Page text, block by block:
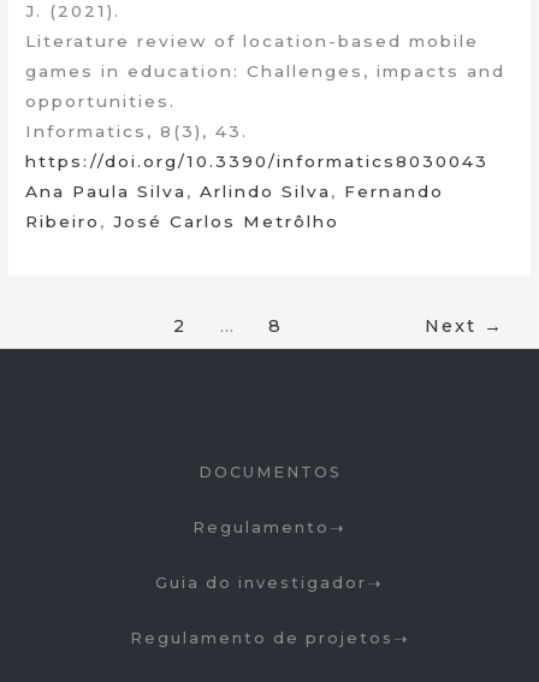
J. (2021).
Literature review of location-based mobile
games in education: Challenges, impacts and
opportunities.
Informatics, 8(3), 43.
https://doi.org/10.3390/informatics8030043
Ana Paula Silva ,Arlindo Silva , Fernando
Ribeiro ,José Carlos Metrôlho
2 … 8 Next →
DOCUMENTOS
Regulamento
Guia do investigador
Regulamento de projetos